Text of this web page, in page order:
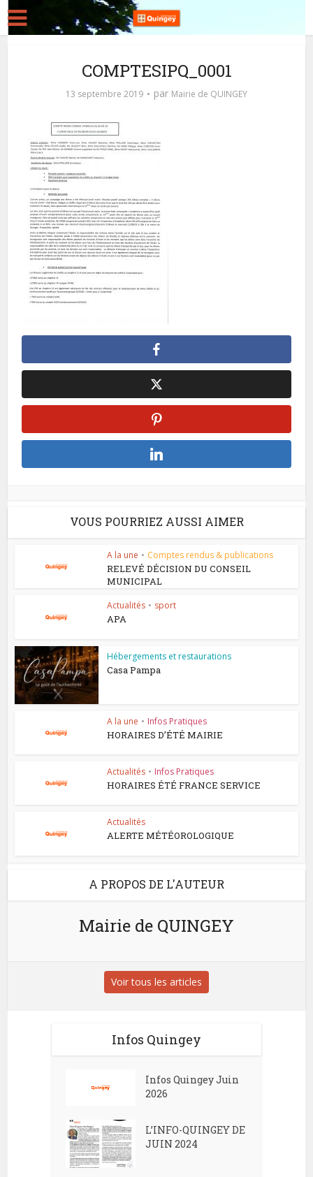
COMPTESIPQ_0001
13 septembre 2019 par Mairie de QUINGEY
VOUS POURRIEZ AUSSI AIMER
A la une • Comptes rendus & publications
RELEVÉ DÉCISION DU CONSEIL
MUNICIPAL
Actualités • sport
APA
Hébergements et restaurations
Casa Pampa
A la une • Infos Pratiques
HORAIRES D’ÉTÉ MAIRIE
Actualités • Infos Pratiques
HORAIRES ÉTÉ FRANCE SERVICE
Actualités
ALERTE MÉTÉOROLOGIQUE
A PROPOS DE L'AUTEUR
Mairie de QUINGEY
Voir tous les articles
Infos Quingey
Infos Quingey Juin
2026
L’INFO-QUINGEY DE
JUIN 2024